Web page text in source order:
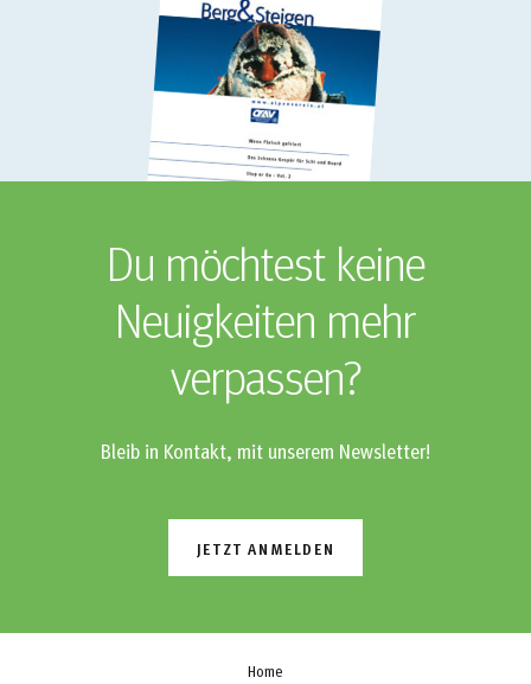
Du möchtest keine
Neuigkeiten mehr
verpassen?
Bleib in Kontakt, mit unserem Newsletter!
JETZT ANMELDEN
Home